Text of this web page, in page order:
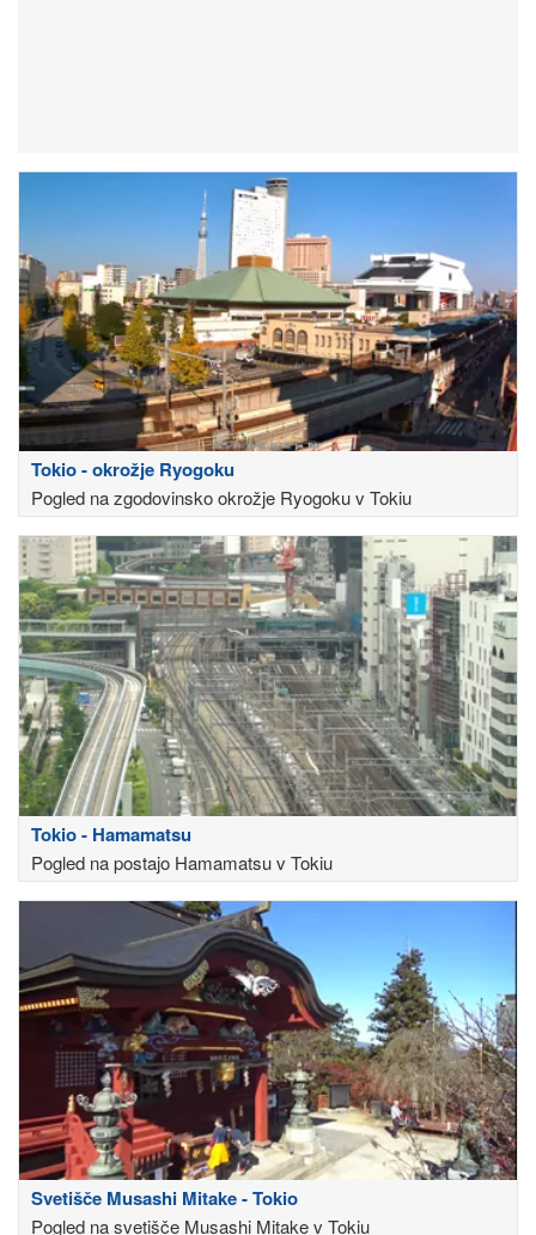
Tokio - okrožje Ryogoku
Pogled na zgodovinsko okrožje Ryogoku v Tokiu
Tokio - Hamamatsu
Pogled na postajo Hamamatsu v Tokiu
Svetišče Musashi Mitake - Tokio
Pogled na svetišče Musashi Mitake v Tokiu